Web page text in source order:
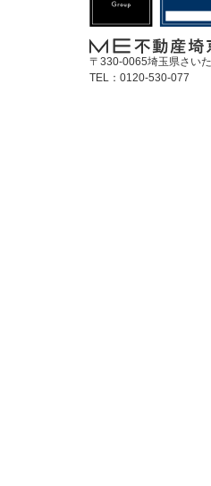
〒330-0065埼玉県さい
TEL：0120-530-077